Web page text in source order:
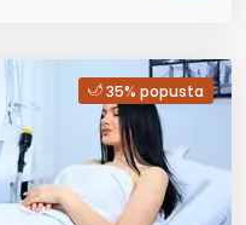
35% popusta